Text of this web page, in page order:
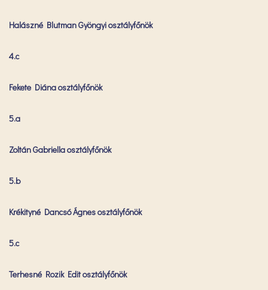
Halászné Blutman Gyöngyi osztályfőnök
4.c
Fekete Diána osztályfőnök
5.a
Zoltán Gabriella osztályfőnök
5.b
Krékityné Dancsó Ágnes osztályfőnök
5.c
Terhesné Rozik Edit osztályfőnök